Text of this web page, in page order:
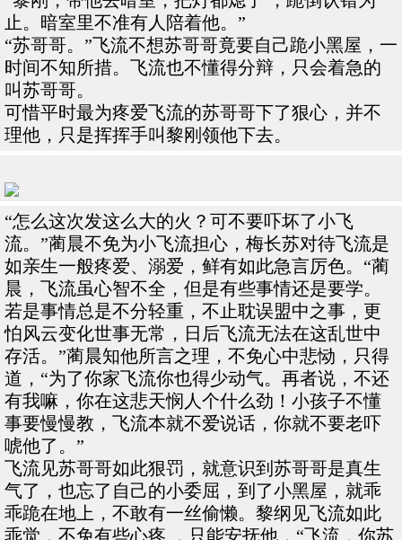
止。暗室里不准有人陪着他。”
“苏哥哥。”飞流不想苏哥哥竟要自己跪小黑屋，一
时间不知所措。飞流也不懂得分辩，只会着急的
叫苏哥哥。
可惜平时最为疼爱飞流的苏哥哥下了狠心，并不
理他，只是挥挥手叫黎刚领他下去。
“怎么这次发这么大的火？可不要吓坏了小飞
流。”蔺晨不免为小飞流担心，梅长苏对待飞流是
如亲生一般疼爱、溺爱，鲜有如此急言厉色。“蔺
晨，飞流虽心智不全，但是有些事情还是要学。
若是事情总是不分轻重，不止耽误盟中之事，更
怕风云变化世事无常，日后飞流无法在这乱世中
存活。”蔺晨知他所言之理，不免心中悲恸，只得
道，“为了你家飞流你也得少动气。再者说，不还
有我嘛，你在这悲天悯人个什么劲！小孩子不懂
事要慢慢教，飞流本就不爱说话，你就不要老吓
唬他了。”
飞流见苏哥哥如此狠罚，就意识到苏哥哥是真生
气了，也忘了自己的小委屈，到了小黑屋，就乖
乖跪在地上，不敢有一丝偷懒。黎纲见飞流如此
乖觉，不免有些心疼 ，只能安抚他，“飞流，你苏